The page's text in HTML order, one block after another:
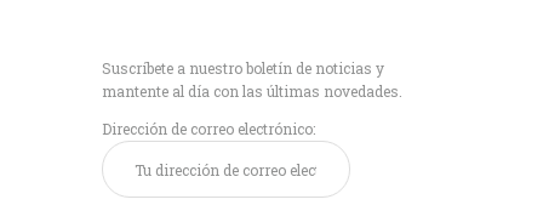
Suscríbete a nuestro boletín de noticias y
mantente al día con las últimas novedades.
Dirección de correo electrónico: